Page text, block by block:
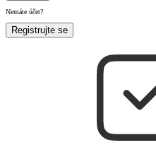
Nemáte účet?
Registrujte se